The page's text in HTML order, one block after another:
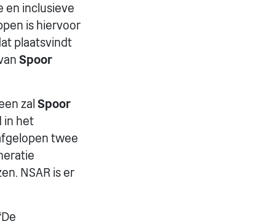
en inclusieve
is hiervoor
plaatsvindt
Spoor
zal Spoor
in het
twee
NSAR is er
De